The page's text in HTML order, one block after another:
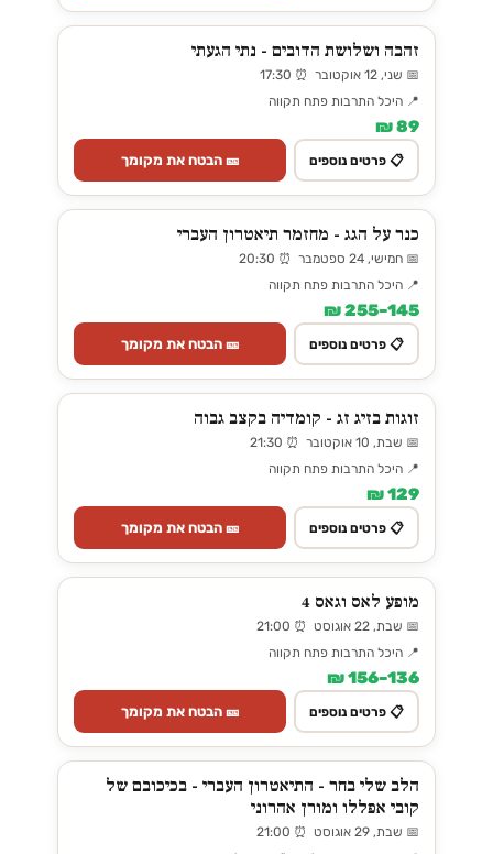
זהבה ושלושת הדובים - נתי הגעתי
📅 שני, 12 אוקטובר ⏰ 17:30
📍 היכל התרבות פתח תקווה
89 ₪
📋 פרטים נוספים 🎫 הבטח את מקומך
כנר על הגג - מחזמר תיאטרון העברי
📅 חמישי, 24 ספטמבר ⏰ 20:30
📍 היכל התרבות פתח תקווה
145–255 ₪
📋 פרטים נוספים 🎫 הבטח את מקומך
זוגות בזיג זג - קומדיה בקצב גבוה
📅 שבת, 10 אוקטובר ⏰ 21:30
📍 היכל התרבות פתח תקווה
129 ₪
📋 פרטים נוספים 🎫 הבטח את מקומך
מופע לאס וגאס 4
📅 שבת, 22 אוגוסט ⏰ 21:00
📍 היכל התרבות פתח תקווה
136–156 ₪
📋 פרטים נוספים 🎫 הבטח את מקומך
הלב שלי בחר - התיאטרון העברי - בכיכובם של
קובי אפללו ומורן אהרוני
📅 שבת, 29 אוגוסט ⏰ 21:00